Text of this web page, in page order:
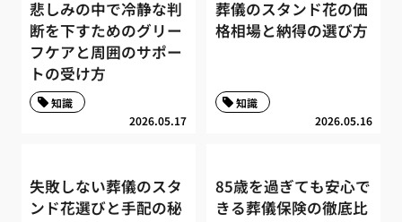
悲しみの中で冷静な判
断を下すためのグリー
フケアと周囲のサポー
トの受け方
2026.05.17
知識
葬儀のスタンド花の価
格相場と納得の選び方
2026.05.16
知識
失敗しない葬儀のスタ
ンド花選びと手配の秘
85歳を過ぎても安心で
きる葬儀保険の徹底比